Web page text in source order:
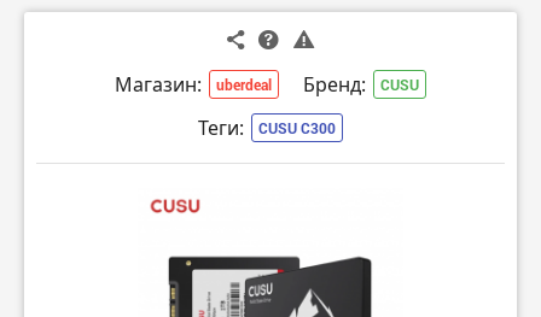
Магазин: uberdeal Бренд: CUSU
Теги: CUSU C300